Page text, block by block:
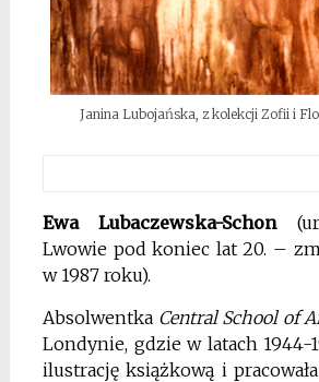
Janina Lubojańska, z kolekcji Zofii i
Ewa Lubaczewska-Schon
Lwowie pod koniec lat 20. –
w 1987 roku).
Absolwentka Central School of
Londynie, gdzie w latach 1944-
ilustrację książkową i